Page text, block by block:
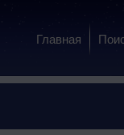
Главная